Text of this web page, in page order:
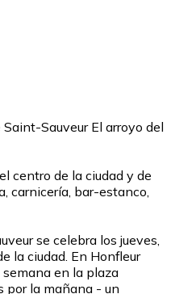
Sauveur El arroyo del
centro de la ciudad y de
carnicería, bar-estanco,
se celebra los jueves,
la ciudad. En Honfleur
en la plaza
por la mañana - un